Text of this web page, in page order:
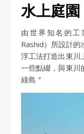
水上庭園
由世界知名的工
Rashid）所設計
浮工法打造出東川
一些點綴，與東川
綠島＂